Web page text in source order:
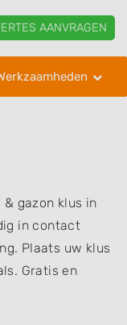
AANVRAGEN
gazon klus in
in contact
Plaats uw klus
Gratis en